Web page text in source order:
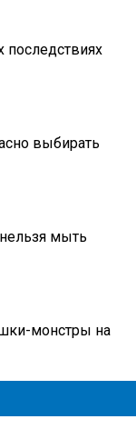
последствиях
выбирать
мыть
монстры на